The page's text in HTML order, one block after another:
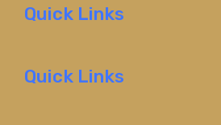
Quick Links
Quick Links